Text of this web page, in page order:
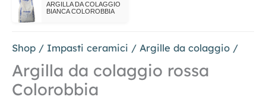
ARGILLA DA COLAGGIO
BIANCA COLOROBBIA
Shop / Impasti ceramici / Argille da colaggio /
Argilla da colaggio rossa
Colorobbia